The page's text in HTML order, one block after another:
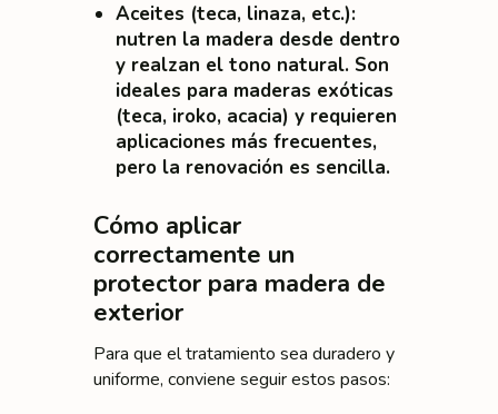
Aceites (teca, linaza, etc.):
nutren la madera desde dentro
y realzan el tono natural. Son
ideales para maderas exóticas
(teca, iroko, acacia) y requieren
aplicaciones más frecuentes,
pero la renovación es sencilla.
Cómo aplicar
correctamente un
protector para madera de
exterior
Para que el tratamiento sea duradero y
uniforme, conviene seguir estos pasos: